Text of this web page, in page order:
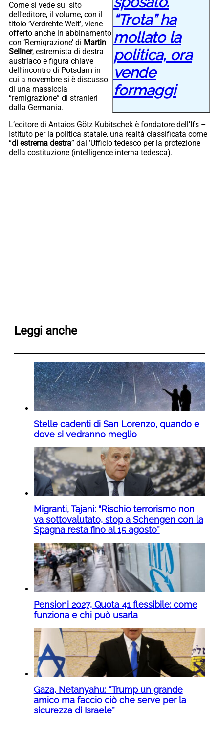
“Trota” ha
mollato la
politica, ora
vende
formaggi
Come si vede sul sito
dell’editore, il volume, con il
titolo ‘Verdrehte Welt’, viene
offerto anche in abbinamento
con ‘Remigrazione’ di Martin
Sellner, estremista di destra
austriaco e figura chiave
dell’incontro di Potsdam in
cui a novembre si è discusso
di una massiccia
“remigrazione” di stranieri
dalla Germania.
L’editore di Antaios Götz Kubitschek è fondatore dell’Ifs –
Istituto per la politica statale, una realtà classificata come
“di estrema destra” dall’Ufficio tedesco per la protezione
della costituzione (intelligence interna tedesca).
Leggi anche
Stelle cadenti di San Lorenzo, quando e
dove si vedranno meglio
Migranti, Tajani: “Rischio terrorismo non
va sottovalutato, stop a Schengen con la
Spagna resta fino al 15 agosto”
Pensioni 2027, Quota 41 flessibile: come
funziona e chi può usarla
Gaza, Netanyahu: “Trump un grande
amico ma faccio ciò che serve per la
sicurezza di Israele”